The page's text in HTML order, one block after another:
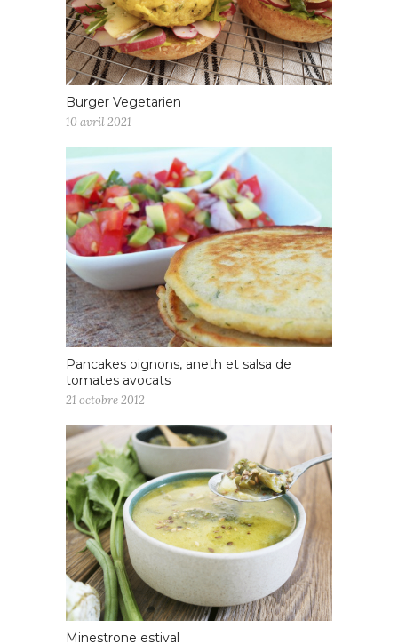
Burger Vegetarien
10 avril 2021
Pancakes oignons, aneth et salsa de
tomates avocats
21 octobre 2012
Minestrone estival